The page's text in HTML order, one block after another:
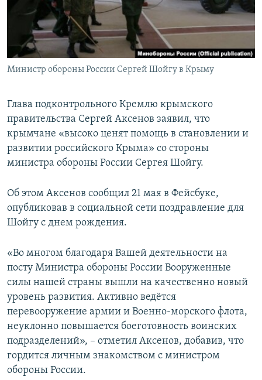
ПОБЕДИТЕЛЕЙ НЕ СУДЯТ?
КРЫМ.НЕПОКОРЕННЫЙ
ELIFBE
УКРАИНСКАЯ ПРОБЛЕМА КРЫМА
ПРИСОЕДИНЯЙТЕСЬ!
Министр обороны России Сергей Шойгу в Крыму
Глава подконтрольного Кремлю крымского
правительства Сергей Аксенов заявил, что
крымчане «высоко ценят помощь в становлении и
развитии российского Крыма» со стороны
министра обороны России Сергея Шойгу.
Об этом Аксенов сообщил 21 мая в Фейсбуке,
опубликовав в социальной сети поздравление для
Шойгу с днем рождения.
«Во многом благодаря Вашей деятельности на
посту Министра обороны России Вооруженные
силы нашей страны вышли на качественно новый
уровень развития. Активно ведётся
перевооружение армии и Военно-морского флота,
неуклонно повышается боеготовность воинских
подразделений», – отметил Аксенов, добавив, что
гордится личным знакомством с министром
обороны России.